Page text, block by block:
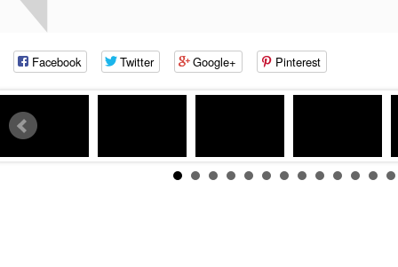
Facebook Twitter Google+ Pinterest